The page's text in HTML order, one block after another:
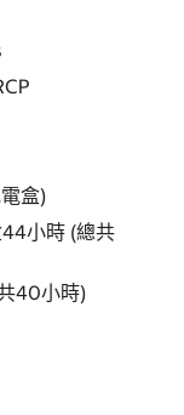
盒)
小時 (總共
40小時)